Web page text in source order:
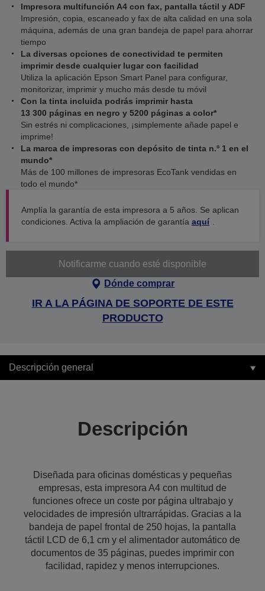
Impresora multifunción A4 con fax, pantalla táctil y ADF
Impresión, copia, escaneado y fax de alta calidad en una sola
máquina, además de una gran bandeja de papel para ahorrar
tiempo
La diversas opciones de conectividad te permiten
imprimir desde cualquier lugar con facilidad
Utiliza la aplicación Epson Smart Panel para configurar,
monitorizar, imprimir y mucho más desde tu móvil
Con la tinta incluida podrás imprimir hasta
13 300 páginas en negro y 5200 páginas a color*
Sin estrés ni complicaciones, ¡simplemente añade papel e
imprime!
La marca de impresoras con depósito de tinta n.º 1 en el
mundo*
Más de 100 millones de impresoras EcoTank vendidas en
todo el mundo*
Amplía la garantía de esta impresora a 5 años. Se aplican
condiciones. Activa la ampliación de garantía aquí
Notificarme cuando esté disponible
Dónde comprar
IR A LA PÁGINA DE SOPORTE DE ESTE
PRODUCTO
Descripción general
Descripción
Diseñada para oficinas domésticas y pequeñas
empresas, esta impresora A4 con multitud de
funciones ofrece un coste por página ultrabajo y
velocidades de impresión ultrarrápidas. Gracias a la
bandeja de papel frontal de 250 hojas, la pantalla
táctil LCD de 6,1 cm y el alimentador automático de
documentos de 35 páginas, puedes imprimir con
facilidad, rapidez y menos interrupciones.